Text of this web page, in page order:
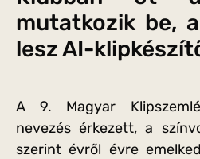
mutatkozik be,
lesz AI-
A 9. Magyar
nevezés érkezett, a
szerint évről évre